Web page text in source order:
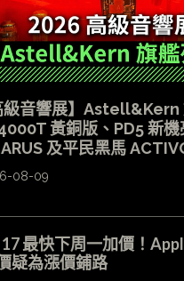
級音響展】Astell&Kern
黃銅版、PD5 新
及平民黑馬
08-09
最快下周一加價！
疑為漲價鋪路